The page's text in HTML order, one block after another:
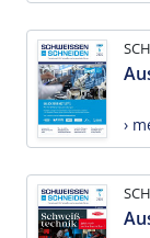
›